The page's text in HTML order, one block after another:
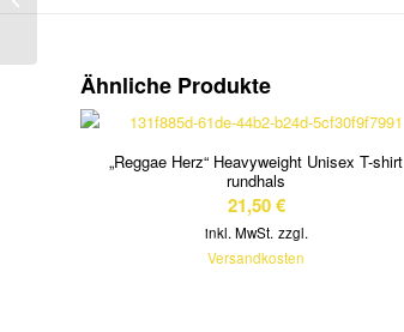
Ähnliche Produkte
„Reggae Herz“ Heavyweight Unisex T-shirt
rundhals
21,50€
inkl. MwSt. zzgl.
Versandkosten